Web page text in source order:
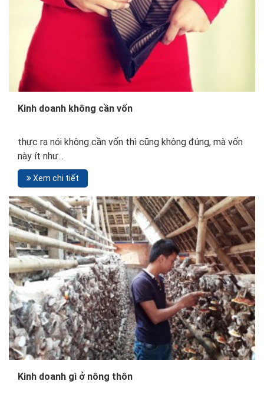
Kinh doanh không cần vốn
thực ra nói không cần vốn thì cũng không đúng, mà vốn
này ít như...
Xem chi tiết
Kinh doanh gì ở nông thôn